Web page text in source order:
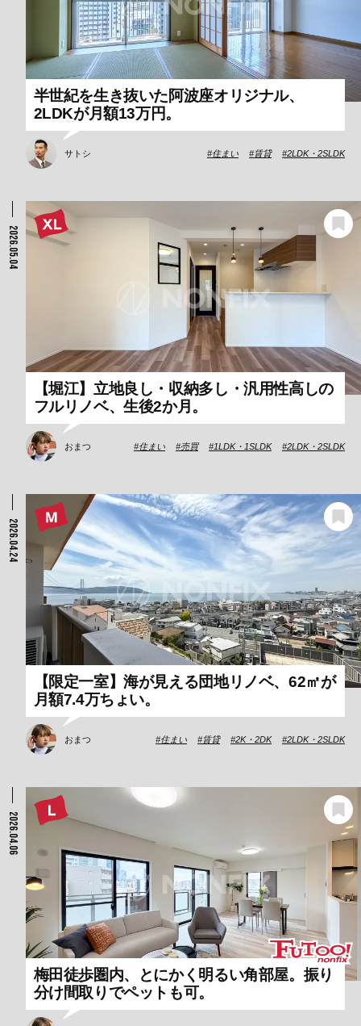
半世紀を生き抜いた阿波座オリジナル、
2LDKが月額13万円。
サトシ 住まい 賃貸 2LDK・2SLDK
2026.05.04
【堀江】立地良し・収納多し・汎用性高しの
フルリノベ、生後2か月。
おまつ 住まい 売買 1LDK・1SLDK 2LDK・2SLDK
2026.04.24
【限定一室】海が見える団地リノベ、62㎡が
月額7.4万ちょい。
おまつ 住まい 賃貸 2K・2DK 2LDK・2SLDK
2026.04.06
梅田徒歩圏内、とにかく明るい角部屋。振り
分け間取りでペットも可。